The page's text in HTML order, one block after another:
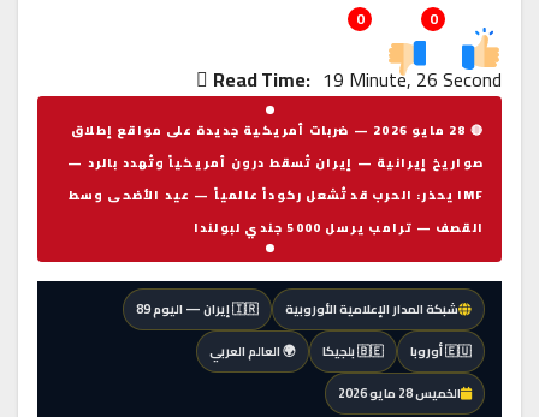
0
0
Read Time: 19 Minute, 26 Second
🔴 28 مايو 2026 — ضربات أمريكية جديدة على مواقع إطلاق
صواريخ إيرانية — إيران تُسقط درون أمريكياً وتُهدد بالرد —
IMF يحذر: الحرب قد تُشعل ركوداً عالمياً — عيد الأضحى وسط
القصف — ترامب يرسل 5000 جندي لبولندا
شبكة المدار الإعلامية الأوروبية
🇮🇷 إيران — اليوم 89
🇪🇺 أوروبا
🇧🇪 بلجيكا
🌍 العالم العربي
الخميس 28 مايو 2026